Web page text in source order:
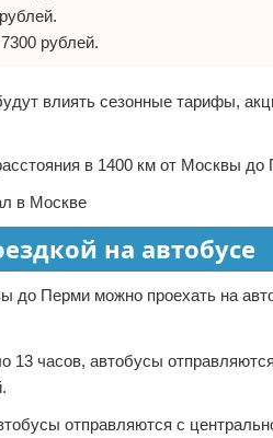
рублей.
влиять сезонные тарифы,
в 1400 км от Москвы
на автобусе
до Перми можно проехать на
13 часов, автобусы
отправляются с